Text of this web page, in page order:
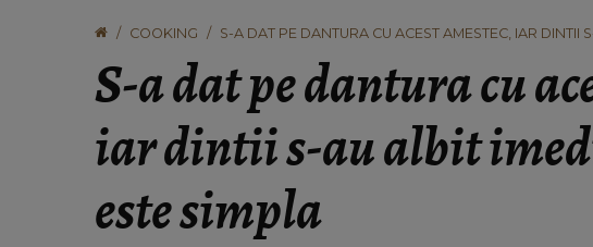
COOKING S-A DAT PE DANTURA CU ACEST AMESTEC, IAR DINTII
S-a dat pe dantura cu
iar dintii s-au albit
este simpla